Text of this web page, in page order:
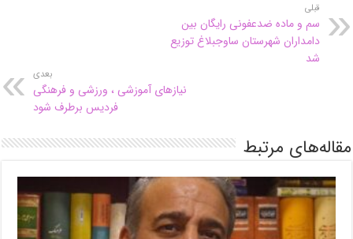
قبلی
سم و ماده ضدعفونی رایگان بین
دامداران شهرستان ساوجبلاغ توزیع
شد
بعدی
نیازهای آموزشی ، ورزشی و فرهنگی
فردیس برطرف شود
مقاله‌های مرتبط